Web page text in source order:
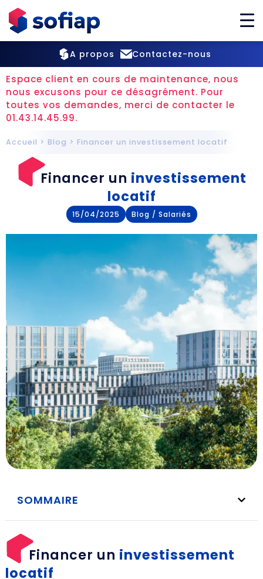
A propos Contactez-nous
Espace client en cours de maintenance, nous
nous excusons pour ce désagrément. Pour
toutes vos demandes, merci de contacter le
01.43.14.45.99.
Accueil > Blog > Financer un investissement locatif
Financer un investissement
locatif
15/04/2025 Blog / Salariés
SOMMAIRE
Financer un investissement
locatif